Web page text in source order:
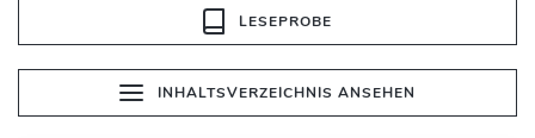
LESEPROBE
INHALTSVERZEICHNIS ANSEHEN